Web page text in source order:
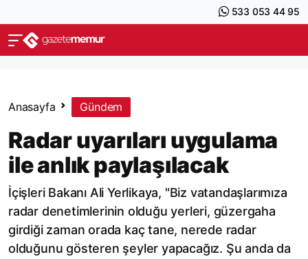
533 053 44 95
Anasayfa Gündem
Radar uyarıları uygulama
ile anlık paylaşılacak
İçişleri Bakanı Ali Yerlikaya, "Biz vatandaşlarımıza
radar denetimlerinin olduğu yerleri, güzergaha
girdiği zaman orada kaç tane, nerede radar
olduğunu gösteren şeyler yapacağız. Şu anda da